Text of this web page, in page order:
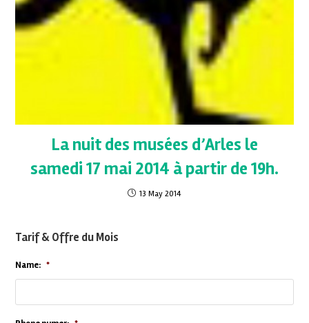
La nuit des musées d’Arles le
samedi 17 mai 2014 à partir de 19h.
13 May 2014
Tarif & Offre du Mois
Name: *